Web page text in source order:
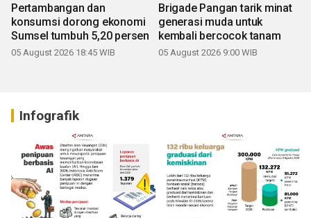
Pertambangan dan
konsumsi dorong ekonomi
Sumsel tumbuh 5,20 persen
05 August 2026 18:45 WIB
Brigade Pangan tarik minat
generasi muda untuk
kembali bercocok tanam
05 August 2026 9:00 WIB
Infografik